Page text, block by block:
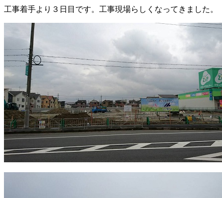
工事着手より３日目です。工事現場らしくなってきました。